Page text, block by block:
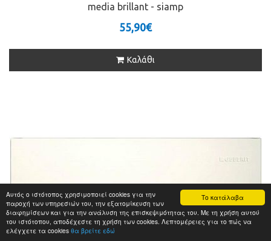
Το κατάλαβα
Αυτός ο ιστότοπος χρησιμοποιεί cookies για την
παροχή των υπηρεσιών του, την εξατομίκευση των
διαφημίσεων και για την ανάλυση της επισκεψιμότητας του. Με τη χρήση αυτού
του ιστότοπου, αποδέχεστε τη χρήση των cookies. Λεπτομέρειες για το πώς να
ελέγχετε τα cookies θα βρείτε εδώ
media brillant - siamp
55,90€
Καλάθι